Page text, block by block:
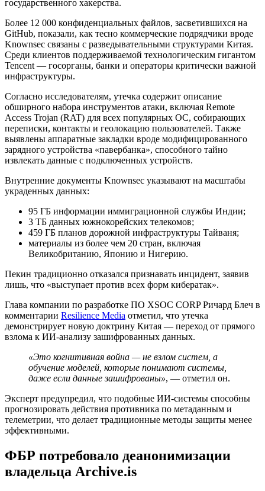
государственного хакерства.
Более 12 000 конфиденциальных файлов, засветившихся на
GitHub, показали, как тесно коммерческие подрядчики вроде
Knownsec связаны с разведывательными структурами Китая.
Среди клиентов поддерживаемой технологическим гигантом
Tencent — госорганы, банки и операторы критически важной
инфраструктуры.
Согласно исследователям, утечка содержит описание
обширного набора инструментов атаки, включая Remote
Access Trojan (RAT) для всех популярных ОС, собирающих
переписки, контакты и геолокацию пользователей. Также
выявлены аппаратные закладки вроде модифицированного
зарядного устройства «павербанка», способного тайно
извлекать данные с подключенных устройств.
Внутренние документы Knownsec указывают на масштабы
украденных данных:
95 ГБ информации иммиграционной службы Индии;
3 ТБ данных южнокорейских телекомов;
459 ГБ планов дорожной инфраструктуры Тайваня;
материалы из более чем 20 стран, включая
Великобританию, Японию и Нигерию.
Пекин традиционно отказался признавать инцидент, заявив
лишь, что «выступает против всех форм кибератак».
Глава компании по разработке ПО XSOC CORP Ричард Блеч в
комментарии Resilience Media отметил, что утечка
демонстрирует новую доктрину Китая — переход от прямого
взлома к ИИ-анализу зашифрованных данных.
«Это когнитивная война — не взлом систем, а
обучение моделей, которые понимают системы,
даже если данные зашифрованы», — отметил он.
Эксперт предупредил, что подобные ИИ-системы способны
прогнозировать действия противника по метаданным и
телеметрии, что делает традиционные методы защиты менее
эффективными.
ФБР потребовало деанонимизации
владельца Archive.is